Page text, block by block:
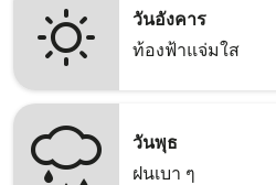
วันอังคาร
ท้องฟ้าแจ่มใส
วันพุธ
ฝนเบา ๆ